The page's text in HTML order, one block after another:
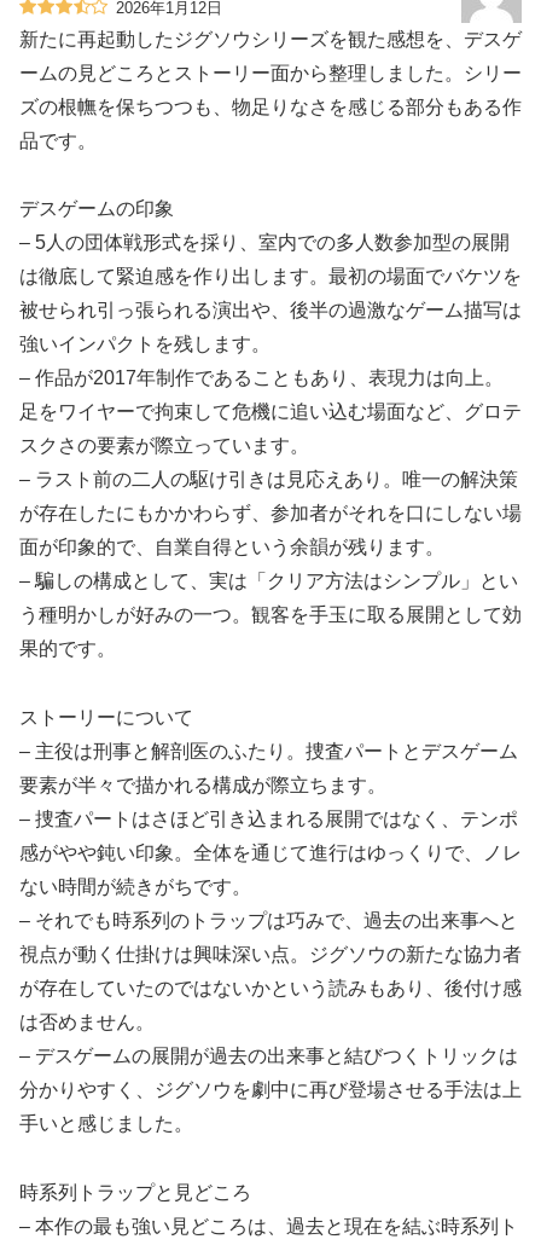
2026年1月12日
新たに再起動したジグソウシリーズを観た感想を、デスゲ
ームの見どころとストーリー面から整理しました。シリー
ズの根幠を保ちつつも、物足りなさを感じる部分もある作
品です。
デスゲームの印象
– 5人の団体戦形式を採り、室内での多人数参加型の展開
は徹底して緊迫感を作り出します。最初の場面でバケツを
被せられ引っ張られる演出や、後半の過激なゲーム描写は
強いインパクトを残します。
– 作品が2017年制作であることもあり、表現力は向上。
足をワイヤーで拘束して危機に追い込む場面など、グロテ
スクさの要素が際立っています。
– ラスト前の二人の駆け引きは見応えあり。唯一の解決策
が存在したにもかかわらず、参加者がそれを口にしない場
面が印象的で、自業自得という余韻が残ります。
– 騙しの構成として、実は「クリア方法はシンプル」とい
う種明かしが好みの一つ。観客を手玉に取る展開として効
果的です。
ストーリーについて
– 主役は刑事と解剖医のふたり。捜査パートとデスゲーム
要素が半々で描かれる構成が際立ちます。
– 捜査パートはさほど引き込まれる展開ではなく、テンポ
感がやや鈍い印象。全体を通じて進行はゆっくりで、ノレ
ない時間が続きがちです。
– それでも時系列のトラップは巧みで、過去の出来事へと
視点が動く仕掛けは興味深い点。ジグソウの新たな協力者
が存在していたのではないかという読みもあり、後付け感
は否めません。
– デスゲームの展開が過去の出来事と結びつくトリックは
分かりやすく、ジグソウを劇中に再び登場させる手法は上
手いと感じました。
時系列トラップと見どころ
– 本作の最も強い見どころは、過去と現在を結ぶ時系列ト